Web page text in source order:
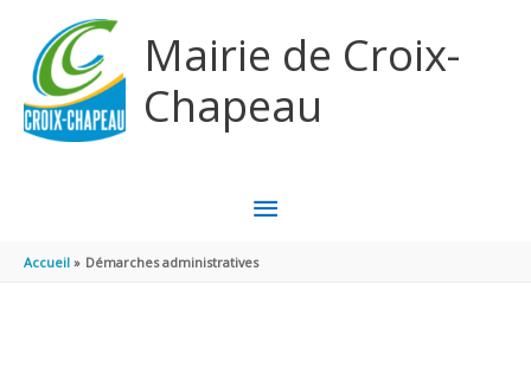
Mairie de Croix-
Chapeau
MENU
PRINCIPAL
Accueil Démarches administratives